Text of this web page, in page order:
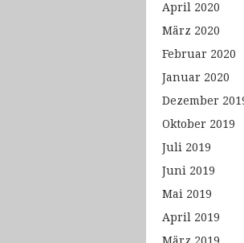
April 2020
März 2020
Februar 2020
Januar 2020
Dezember
Oktober 2019
Juli 2019
Juni 2019
Mai 2019
April 2019